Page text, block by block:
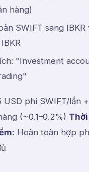
hàng)
SWIFT sang
"Investment
USD phí SWIFT/lần
(~0.1–0.2%)
Hoàn toàn hợp